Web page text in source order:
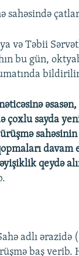
TELEFONUNUZDA
saytları
sahəsində
və Təbii
bu gün,
əsasən,
çoxlu sayda
sahəsinin
davam
qeydə
adlı ərazidə (
baş verib.